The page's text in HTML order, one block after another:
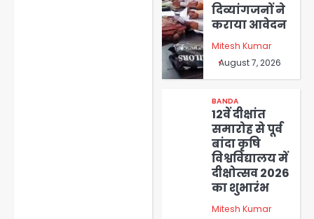
दिव्यांगजनों ने
कराया आवेदन
Mitesh Kumar
August 7, 2026
BANDA
12वें दीक्षांत
समारोह से पूर्व
बांदा कृषि
विश्वविद्यालय में
दीक्षोत्सव 2026
का शुभारंभ
Mitesh Kumar